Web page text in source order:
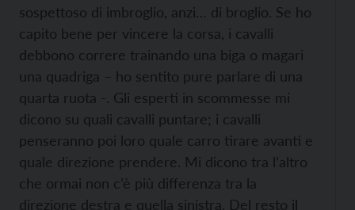
sospettoso di imbroglio, anzi… di broglio. Se ho
capito bene per vincere la corsa, i cavalli
debbono correre trainando una biga o magari
una quadriga – ho sentito pure parlare di una
quarta ruota -. Gli esperti in scommesse mi
dicono su quali cavalli puntare; i cavalli
penseranno poi loro quale carro tirare avanti e
quale direzione prendere. Mi dicono tra l’altro
che ormai non c’è più differenza tra la
direzione destra e quella sinistra. Del resto il